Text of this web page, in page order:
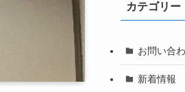
カテゴリー
お問い合
新着情報